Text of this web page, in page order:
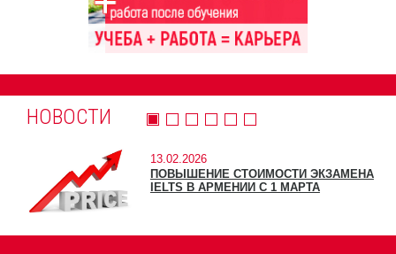
НОВОСТИ
13.02.2026
ПОВЫШЕНИЕ СТОИМОСТИ ЭКЗАМЕНА
IELTS В АРМЕНИИ С 1 МАРТА